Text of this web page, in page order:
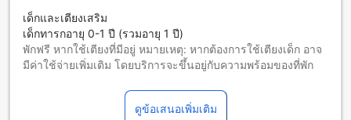
เด็กและเตียงเสริม
เด็กทารกอายุ 0-1 ปี (รวมอายุ 1 ปี)
พักฟรี หากใช้เตียงที่มีอยู่ หมายเหตุ: หากต้องการใช้เตียงเด็ก อาจ
มีค่าใช้จ่ายเพิ่มเติม โดยบริการจะขึ้นอยู่กับความพร้อมของที่พัก
พักฟรีหากใช้เตียงที่มีอยู่แล้ว
ผู้เข้าพักอายุ 7 ปีขึ้นไปถือเป็นผู้ใหญ่
ดูข้อเสนอเพิ่มเติม